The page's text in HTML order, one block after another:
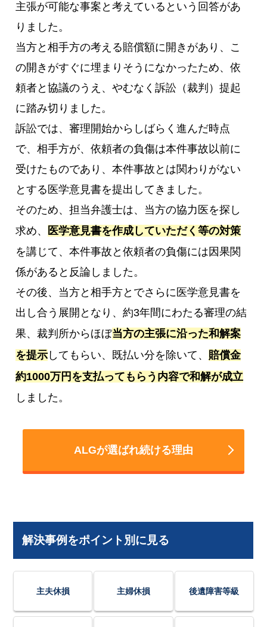
主張が可能な事案と考えているという回答があ
りました。
当方と相手方の考える賠償額に開きがあり、こ
の開きがすぐに埋まりそうになかったため、依
頼者と協議のうえ、やむなく訴訟（裁判）提起
に踏み切りました。
訴訟では、審理開始からしばらく進んだ時点
で、相手方が、依頼者の負傷は本件事故以前に
受けたものであり、本件事故とは関わりがない
とする医学意見書を提出してきました。
そのため、担当弁護士は、当方の協力医を探し
求め、
医学意見書を作成していただく等の対策
を講じて、本件事故と依頼者の負傷には因果関
係があると反論しました。
その後、当方と相手方とでさらに医学意見書を
出し合う展開となり、約3年間にわたる審理の結
果、裁判所からほぼ当方の主張に沿った和解案
を提示 してもらい、既払い分を除いて、 賠償金
約1000万円を支払ってもらう内容で和解が成立
しました。
ALGが選ばれ続ける理由
解決事例をポイント別に見る
主夫休損 主婦休損 後遺障害等級